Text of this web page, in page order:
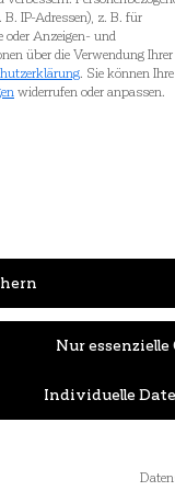
Links
IP-Adressen), z. B. für
oder Anzeigen- und
über die Verwendung Ihrer
. Sie können Ihre
widerrufen oder anpassen.
Nur
Individuelle